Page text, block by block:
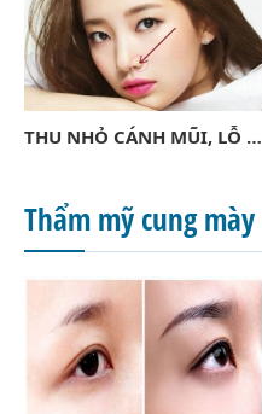
THU NHỎ CÁNH MŨI, LỖ MŨI (ALARPLASTY, ALAR BASE REFINEMENT)
Thẩm mỹ cung mày